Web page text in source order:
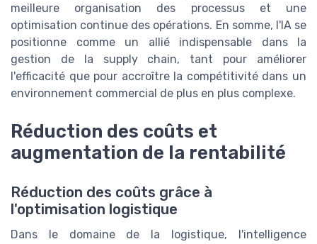
meilleure organisation des processus et une
optimisation continue des opérations. En somme, l'IA se
positionne comme un allié indispensable dans la
gestion de la supply chain, tant pour améliorer
l'efficacité que pour accroître la compétitivité dans un
environnement commercial de plus en plus complexe.
Réduction des coûts et
augmentation de la rentabilité
Réduction des coûts grâce à
l'optimisation logistique
Dans le domaine de la logistique, l'intelligence